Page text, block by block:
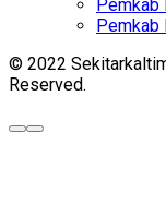
Pemkab
Pemkab
© 2022
Reserved.